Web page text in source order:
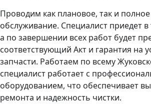
Проводим как плановое, так и
обслуживание. Специалист приедет в
а по завершении всех работ будет
соответствующий Акт и гарантия на
запчасти. Работаем по всему
специалист работает с
оборудованием, что обеспечивает
ремонта и надежность чистки.